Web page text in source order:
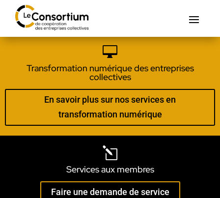

Transformation numérique des entreprises
collectives
En savoir plus sur nos services en
transformation numérique
l
Services aux membres
Faire une demande de service